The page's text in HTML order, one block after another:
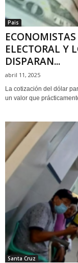
Pais
ELECTORAL Y
DISPARAN...
abril 11, 2025
La cotización del dólar
un valor que
Santa Cruz